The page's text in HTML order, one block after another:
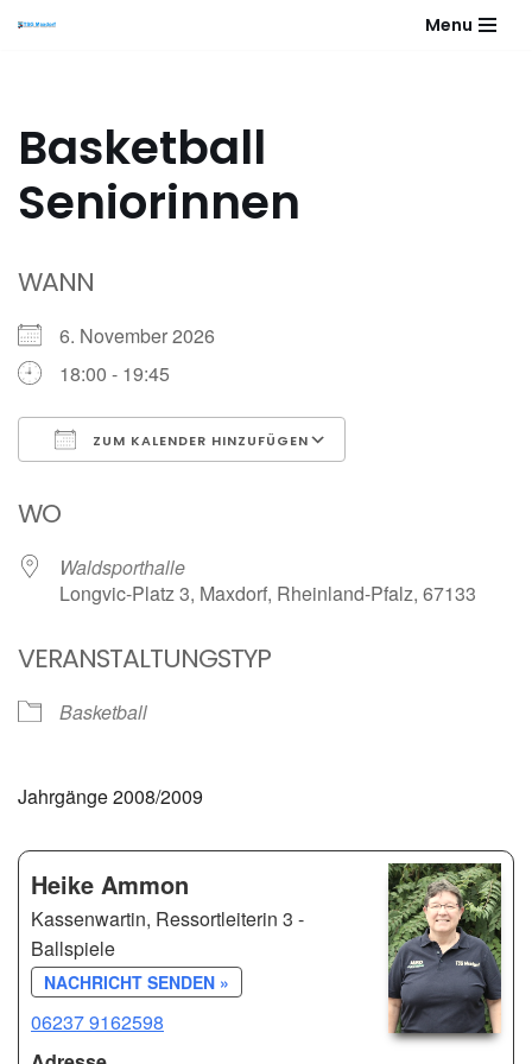
Menu
Basketball
Seniorinnen
WANN
6. November 2026
18:00 - 19:45
ZUM KALENDER HINZUFÜGEN
WO
Waldsporthalle
Longvic-Platz 3, Maxdorf, Rheinland-Pfalz, 67133
VERANSTALTUNGSTYP
Basketball
Jahrgänge 2008/2009
Heike Ammon
Kassenwartin, Ressortleiterin 3 -
Ballspiele
NACHRICHT SENDEN »
06237 9162598